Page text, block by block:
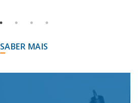
SABER MAIS